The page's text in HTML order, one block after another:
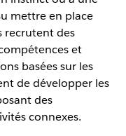
mettre en place
recrutent des
et
basées sur les
de développer les
des
connexes.